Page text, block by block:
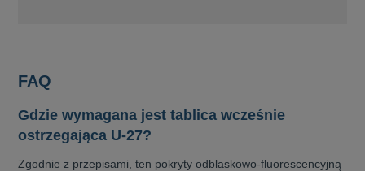
FAQ
Gdzie wymagana jest tablica wcześnie
ostrzegająca U-27?
Zgodnie z przepisami, ten pokryty odblaskowo-fluorescencyjną